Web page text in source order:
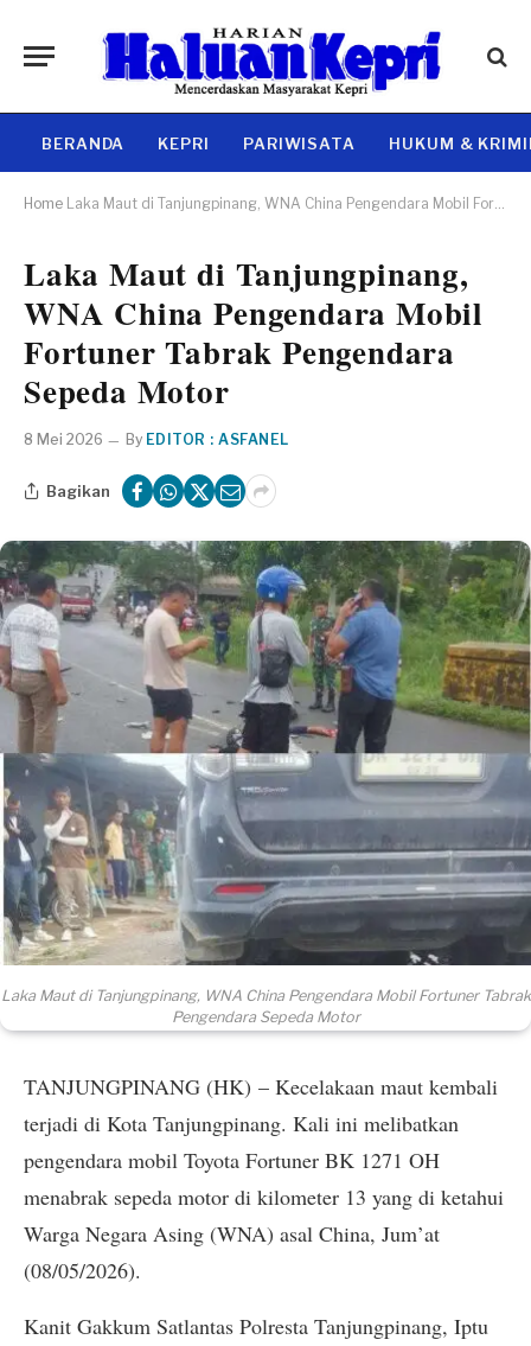
BERANDA KEPRI PARIWISATA HUKUM &
Home Laka Maut di Tanjungpinang, WNA China Pengendara Mobil Fortuner Tabrak Pengendara Sepeda Motor
Laka Maut di Tanjungpinang,
WNA China Pengendara Mobil
Fortuner Tabrak Pengendara
Sepeda Motor
8 Mei 2026 By EDITOR : ASFANEL
Bagikan
Laka Maut di Tanjungpinang, WNA China Pengendara Mobil Fortuner Tabrak
Pengendara Sepeda Motor
TANJUNGPINANG (HK) – Kecelakaan maut kembali
terjadi di Kota Tanjungpinang. Kali ini melibatkan
pengendara mobil Toyota Fortuner BK 1271 OH
menabrak sepeda motor di kilometer 13 yang di ketahui
Warga Negara Asing (WNA) asal China, Jum’at
(08/05/2026).
Kanit Gakkum Satlantas Polresta Tanjungpinang, Iptu